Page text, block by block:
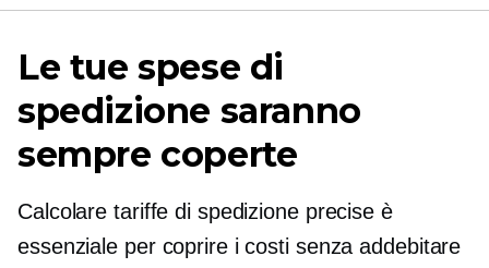
Le tue spese di
spedizione saranno
sempre coperte
Calcolare tariffe di spedizione precise è
essenziale per coprire i costi senza addebitare